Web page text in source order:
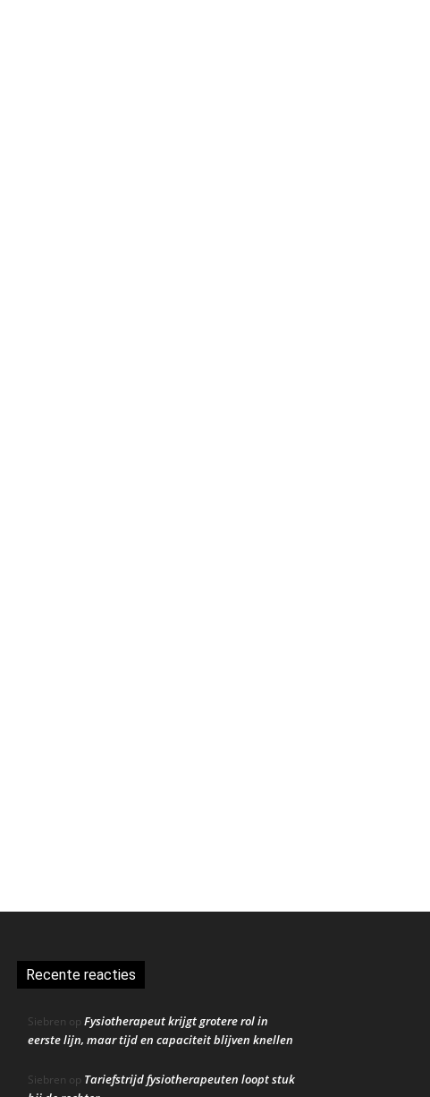
Recente reacties
Siebren op Fysiotherapeut krijgt grotere rol in
eerste lijn, maar tijd en capaciteit blijven knellen
Siebren op Tariefstrijd fysiotherapeuten loopt stuk